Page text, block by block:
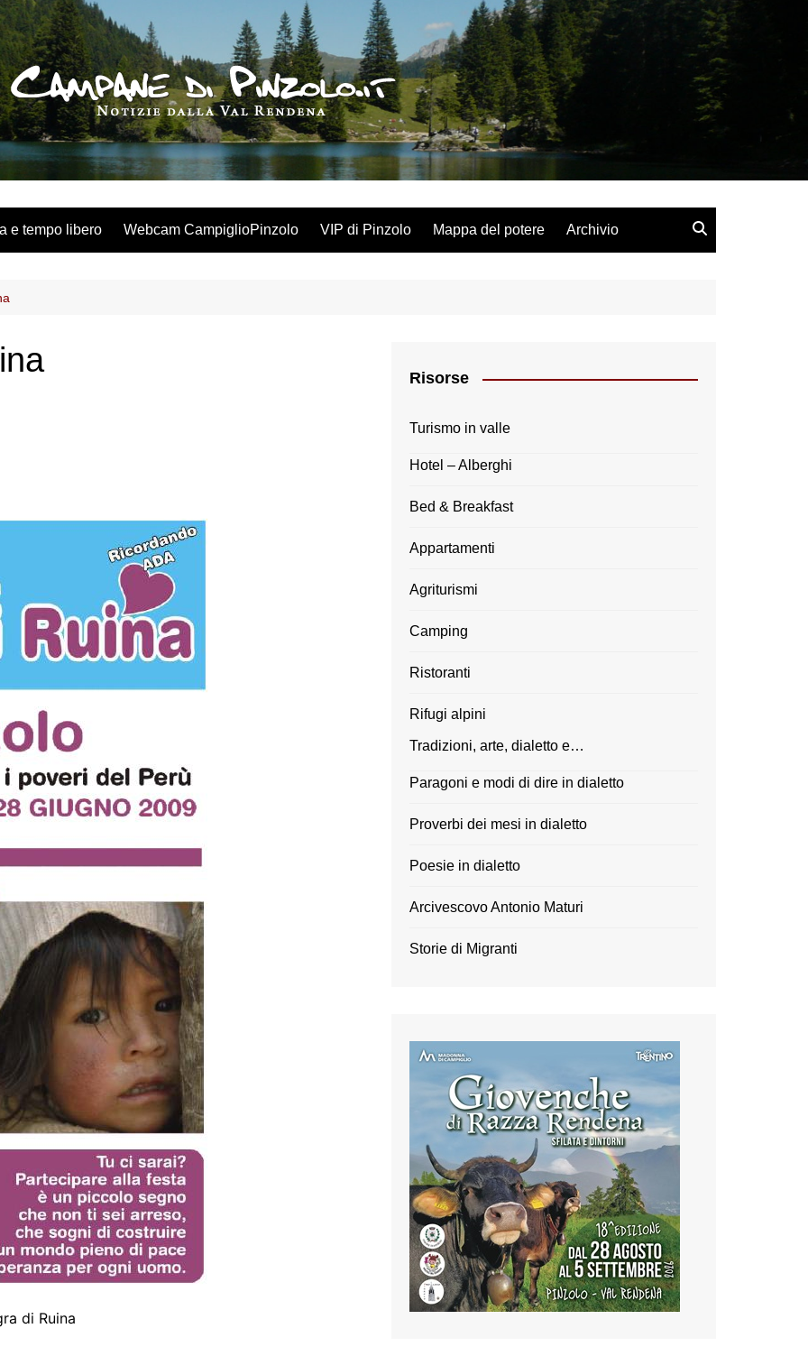
e tempo libero Webcam CampiglioPinzolo VIP di Pinzolo Mappa del potere Archivio
di Ruina
Risorse
Turismo in valle
Hotel – Alberghi
Bed & Breakfast
Appartamenti
Agriturismi
Camping
Ristoranti
Rifugi alpini
Tradizioni, arte, dialetto e…
Paragoni e modi di dire in dialetto
Proverbi dei mesi in dialetto
Poesie in dialetto
Arcivescovo Antonio Maturi
Storie di Migranti